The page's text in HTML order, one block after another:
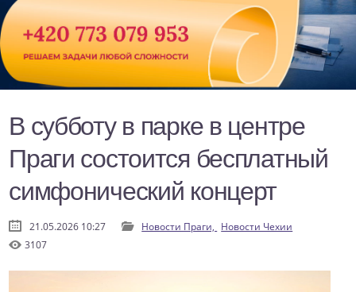
В субботу в парке в центре
Праги состоится бесплатный
симфонический концерт
21.05.2026 10:27 Новости Праги, Новости Чехии
3107